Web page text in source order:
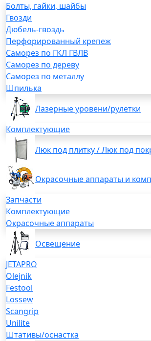
Болты, гайки, шайбы
Гвозди
Дюбель-гвоздь
Перфорированный крепеж
Саморез по ГКЛ ГВЛВ
Саморез по дереву
Саморез по металлу
Шпилька
Лазерные уровени/рулетки
Комплектующие
Люк под плитку / Люк под
Окрасочные аппараты и
Запчасти
Комплектующие
Окрасочные аппараты
Освещение
JETAPRO
Olejnik
Festool
Lossew
Scangrip
Unilite
Штативы/оснастка